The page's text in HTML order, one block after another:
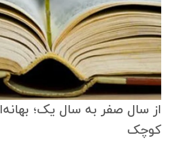
از سال صفر به سال یک؛
کوچک